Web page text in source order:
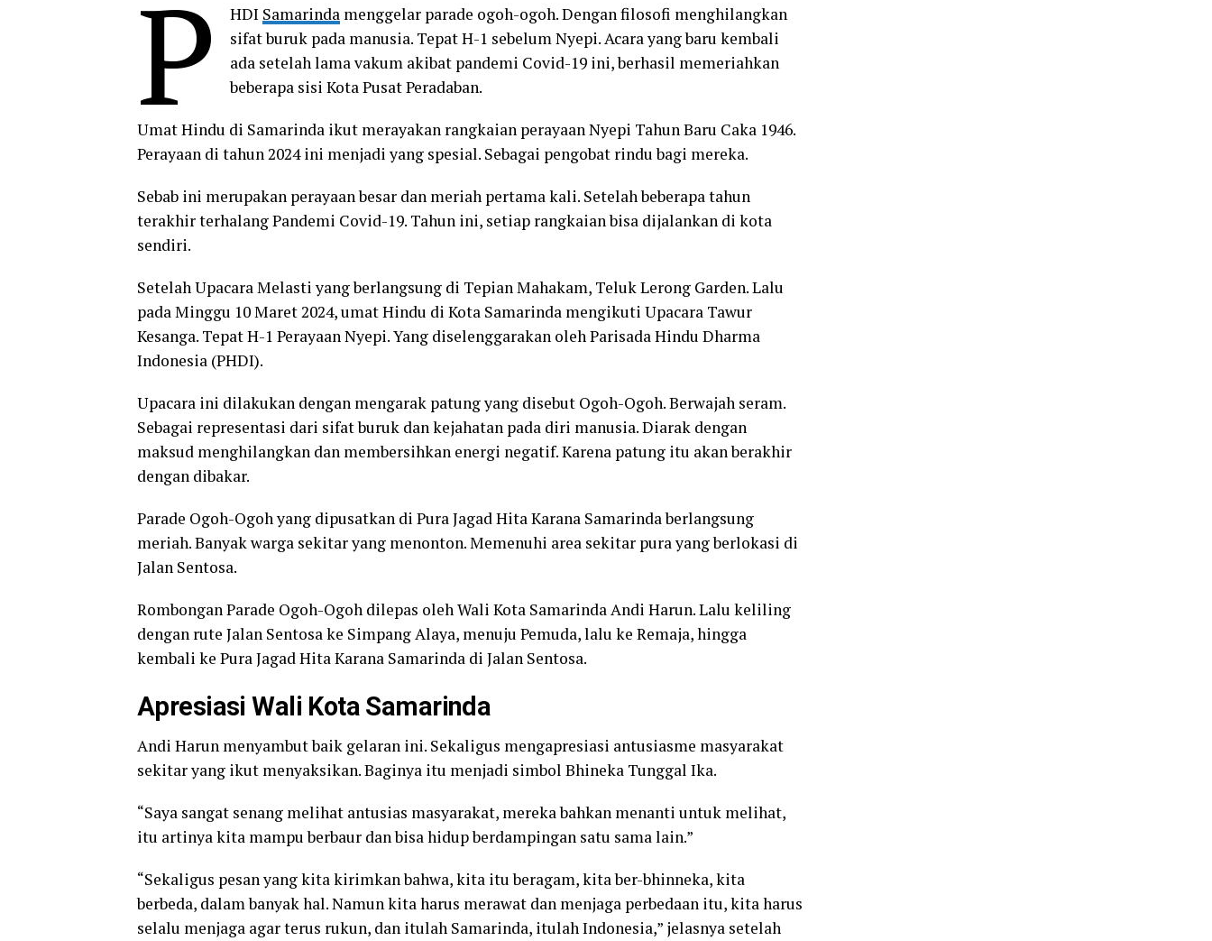
P HDI Samarindamenggelar parade ogoh-ogoh. Dengan filosofi menghilangkan
sifat buruk pada manusia. Tepat H-1 sebelum Nyepi. Acara yang baru kembali
ada setelah lama vakum akibat pandemi Covid-19 ini, berhasil memeriahkan
beberapa sisi Kota Pusat Peradaban.
Umat Hindu di Samarinda ikut merayakan rangkaian perayaan Nyepi Tahun Baru Caka 1946.
Perayaan di tahun 2024 ini menjadi yang spesial. Sebagai pengobat rindu bagi mereka.
Sebab ini merupakan perayaan besar dan meriah pertama kali. Setelah beberapa tahun
terakhir terhalang Pandemi Covid-19. Tahun ini, setiap rangkaian bisa dijalankan di kota
sendiri.
Setelah Upacara Melasti yang berlangsung di Tepian Mahakam, Teluk Lerong Garden. Lalu
pada Minggu 10 Maret 2024, umat Hindu di Kota Samarinda mengikuti Upacara Tawur
Kesanga. Tepat H-1 Perayaan Nyepi. Yang diselenggarakan oleh Parisada Hindu Dharma
Indonesia (PHDI).
Upacara ini dilakukan dengan mengarak patung yang disebut Ogoh-Ogoh. Berwajah seram.
Sebagai representasi dari sifat buruk dan kejahatan pada diri manusia. Diarak dengan
maksud menghilangkan dan membersihkan energi negatif. Karena patung itu akan berakhir
dengan dibakar.
Parade Ogoh-Ogoh yang dipusatkan di Pura Jagad Hita Karana Samarinda berlangsung
meriah. Banyak warga sekitar yang menonton. Memenuhi area sekitar pura yang berlokasi di
Jalan Sentosa.
Rombongan Parade Ogoh-Ogoh dilepas oleh Wali Kota Samarinda Andi Harun. Lalu keliling
dengan rute Jalan Sentosa ke Simpang Alaya, menuju Pemuda, lalu ke Remaja, hingga
kembali ke Pura Jagad Hita Karana Samarinda di Jalan Sentosa.
Apresiasi Wali Kota Samarinda
Andi Harun menyambut baik gelaran ini. Sekaligus mengapresiasi antusiasme masyarakat
sekitar yang ikut menyaksikan. Baginya itu menjadi simbol Bhineka Tunggal Ika.
“Saya sangat senang melihat antusias masyarakat, mereka bahkan menanti untuk melihat,
itu artinya kita mampu berbaur dan bisa hidup berdampingan satu sama lain.”
“Sekaligus pesan yang kita kirimkan bahwa, kita itu beragam, kita ber-bhinneka, kita
berbeda, dalam banyak hal. Namun kita harus merawat dan menjaga perbedaan itu, kita harus
selalu menjaga agar terus rukun, dan itulah Samarinda, itulah Indonesia,” jelasnya setelah